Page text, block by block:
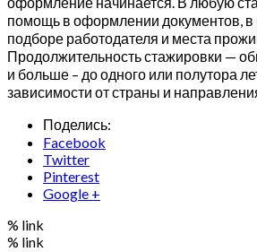
помощь в оформлении документов, в
подборе работодателя и места
Продолжительность стажировки —
и больше – до одного или полутора
зависимости от страны и
Поделись:
Facebook
Twitter
Pinterest
Google +
% link
% link